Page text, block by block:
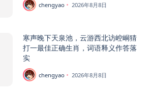
chengyao 2026年8月8日
寒声晚下天泉池，云游西北访崆峒猜
打一最佳正确生肖，词语释义作答落
实
chengyao 2026年8月8日